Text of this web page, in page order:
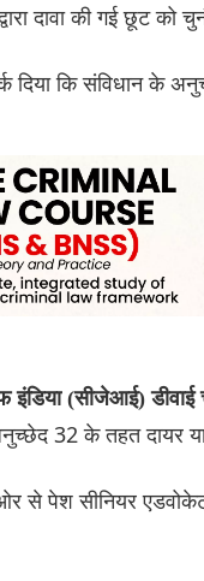
दावा की गई छूट को
दिया कि संविधान के
(सीजेआई) डीवाई
32 के तहत दायर
ओर से पेश सीनियर